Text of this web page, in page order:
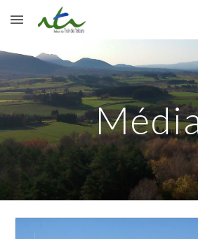
Skip to main content